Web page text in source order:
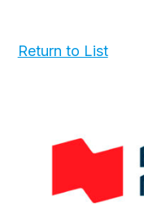
Return to List